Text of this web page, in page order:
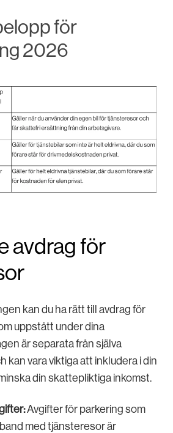
för
2026
avdrag för
kan du ha rätt till avdrag för
uppstått under dina
är separata från själva
kan vara viktiga att inkludera i din
din skattepliktiga inkomst.
Avgifter för parkering som
med tjänsteresor är